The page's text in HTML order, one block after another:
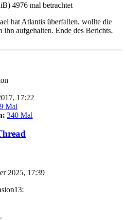
4976 mal betrachtet
hat Atlantis überfallen, wollte die
ihn aufgehalten. Ende des Berichts.
17:22
Mal
340 Mal
2025, 17:39